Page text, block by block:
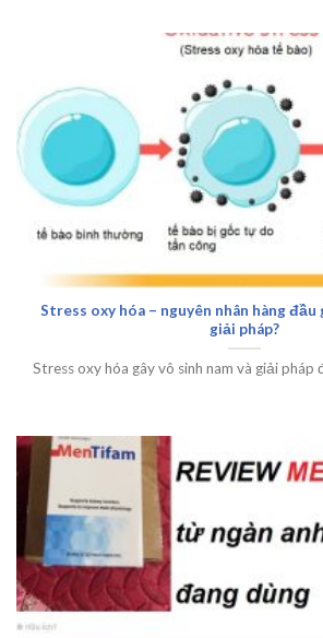
Stress oxy hóa – nguyên nhân hàng đầu
giải pháp?
Stress oxy hóa gây vô sinh nam và giải pháp